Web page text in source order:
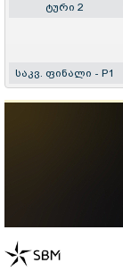
ტური 2
საკვ. ფინალი - P1